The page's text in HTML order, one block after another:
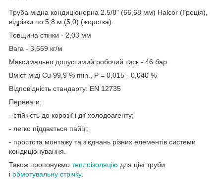
Труба мідна кондиціонерна 2.5/8" (66,68 мм) Halcor (Греція),
відрізки по 5,8 м (5,0) (жорстка).
Товщина стінки - 2,03 мм
Вага - 3,669 кг/м
Максимально допустимий робочий тиск - 46 бар
Вміст міді Cu 99,9 % min., P = 0,015 - 0,040 %
Відповідність стандарту: EN 12735
Переваги:
- стійкість до корозії і дії холодоагенту;
- легко піддається пайці;
- простота монтажу та з'єднань різних елементів системи
кондиціонування.
Також пропонуємо теплоізоляцію для цієї труби
і обмотувальну стрічку.